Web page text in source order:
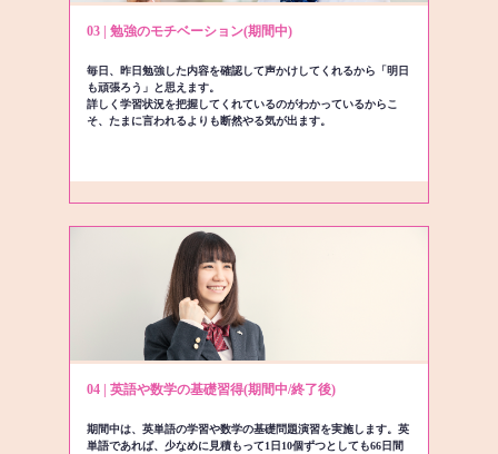
03 | 勉強のモチベーション(期間中)
毎日、昨日勉強した内容を確認して声かけしてくれるから「明日
も頑張ろう」と思えます。
詳しく学習状況を把握してくれているのがわかっているからこ
そ、たまに言われるよりも断然やる気が出ます。
04 | 英語や数学の基礎習得(期間中/終了後)
期間中は、英単語の学習や数学の基礎問題演習を実施します。英
単語であれば、少なめに見積もって1日10個ずつとしても66日間